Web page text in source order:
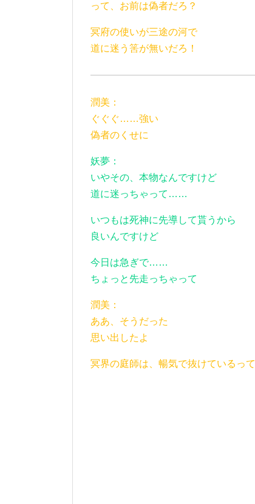
って、お前は偽者だろ？
冥府の使いが三途の河で
道に迷う筈が無いだろ！
潤美：
ぐぐぐ……強い
偽者のくせに
妖夢：
いやその、本物なんですけど
道に迷っちゃって……
いつもは死神に先導して貰うから
良いんですけど
今日は急ぎで……
ちょっと先走っちゃって
潤美：
ああ、そうだった
思い出したよ
冥界の庭師は、暢気で抜けているって